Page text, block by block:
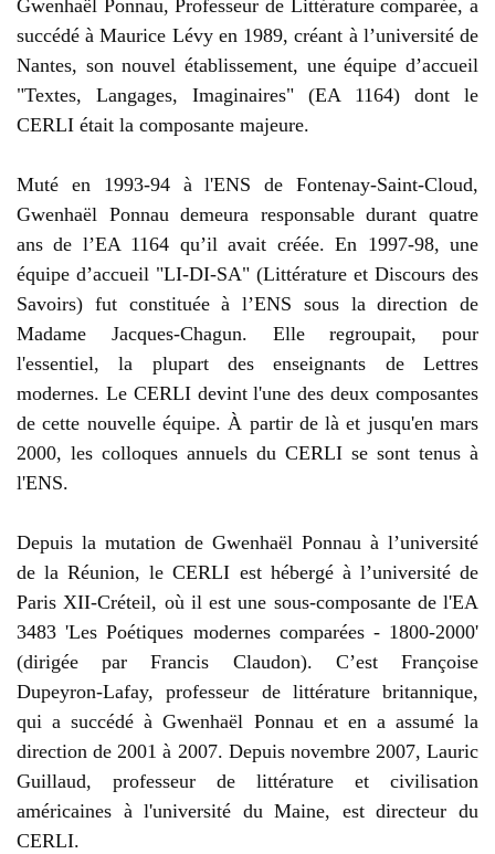
Gwenhaël Ponnau, Professeur de Littérature comparée, a
succédé à Maurice Lévy en 1989, créant à l’université de
Nantes, son nouvel établissement, une équipe d’accueil
"Textes, Langages, Imaginaires" (EA 1164) dont le
CERLI était la composante majeure.
Muté en 1993-94 à l'ENS de Fontenay-Saint-Cloud,
Gwenhaël Ponnau demeura responsable durant quatre
ans de l’EA 1164 qu’il avait créée. En 1997-98, une
équipe d’accueil "LI-DI-SA" (Littérature et Discours des
Savoirs) fut constituée à l’ENS sous la direction de
Madame Jacques-Chagun. Elle regroupait, pour
l'essentiel, la plupart des enseignants de Lettres
modernes. Le CERLI devint l'une des deux composantes
de cette nouvelle équipe. À partir de là et jusqu'en mars
2000, les colloques annuels du CERLI se sont tenus à
l'ENS.
Depuis la mutation de Gwenhaël Ponnau à l’université
de la Réunion, le CERLI est hébergé à l’université de
Paris XII-Créteil, où il est une sous-composante de l'EA
3483 'Les Poétiques modernes comparées - 1800-2000'
(dirigée par Francis Claudon). C’est Françoise
Dupeyron-Lafay, professeur de littérature britannique,
qui a succédé à Gwenhaël Ponnau et en a assumé la
direction de 2001 à 2007. Depuis novembre 2007, Lauric
Guillaud, professeur de littérature et civilisation
américaines à l'université du Maine, est directeur du
CERLI.